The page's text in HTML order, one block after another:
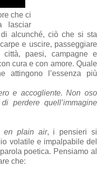
che ci
lasciar
alcunché, ciò che si sta
e uscire, passeggiare
paesi, campagne e
cura e con amore. Quale
attingono l’essenza più
e accogliente. Non oso
perdere quell’immagine
en plain air, i pensieri si
volatile e impalpabile del
poetica. Pensiamo al
che: